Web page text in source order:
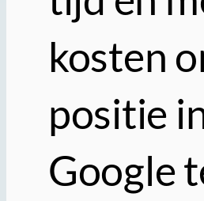
kosten
positie
Google